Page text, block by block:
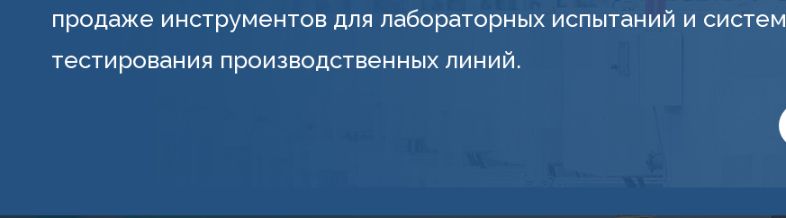
продаже инструментов для лабораторных испытаний и систем
тестирования производственных линий.